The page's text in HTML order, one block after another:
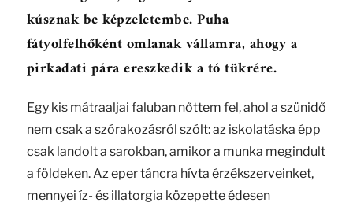
kúsznak be képzeletembe. Puha
fátyolfelhőként omlanak vállamra, ahogy a
pirkadati pára ereszkedik a tó tükrére.
Egy kis mátraaljai faluban nőttem fel, ahol a szünidő
nem csak a szórakozásról szólt: az iskolatáska épp
csak landolt a sarokban, amikor a munka megindult
a földeken. Az eper táncra hívta érzékszerveinket,
mennyei íz- és illatorgia közepette édesen